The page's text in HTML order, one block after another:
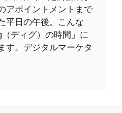
アポイントメントまで
平日の午後。こんな
ディグ）の時間」に
す。デジタルマーケタ